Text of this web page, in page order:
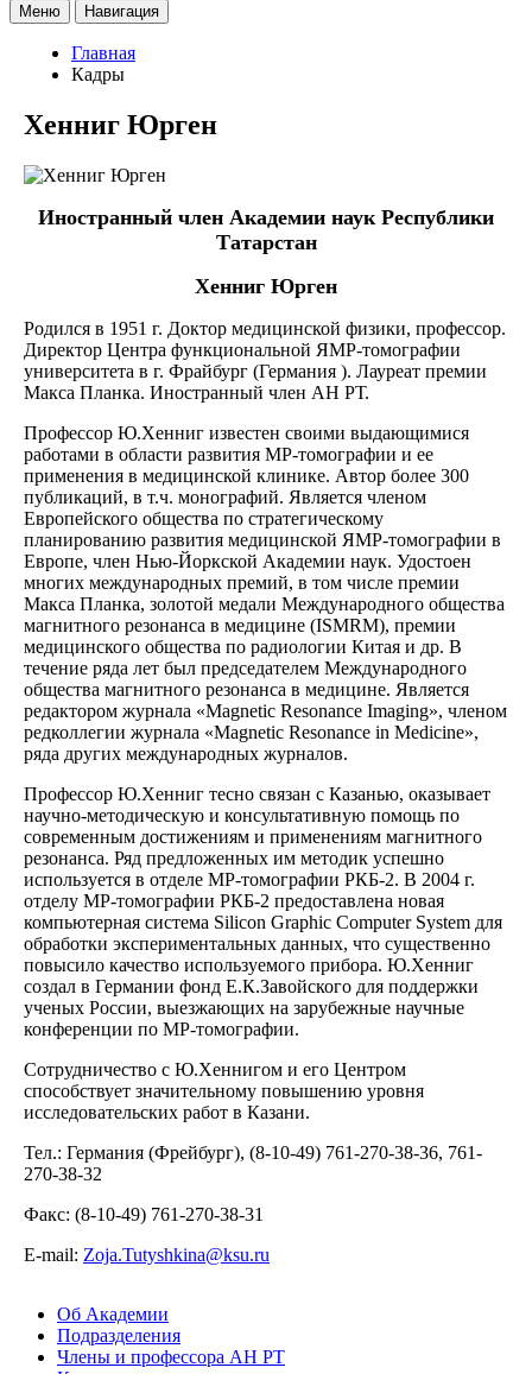
Меню Навигация
Главная
Кадры
Хенниг Юрген
Иностранный член Академии наук Республики
Татарстан
Хенниг Юрген
Родился в 1951 г. Доктор медицинской физики, профессор.
Директор Центра функциональной ЯМР-томографии
университета в г. Фрайбург (Германия ). Лауреат премии
Макса Планка. Иностранный член АН РТ.
Профессор Ю.Хенниг известен своими выдающимися
работами в области развития MP-томографии и ее
применения в медицинской клинике. Автор более 300
публикаций, в т.ч. монографий. Является членом
Европейского общества по стратегическому
планированию развития медицинской ЯМР-томографии в
Европе, член Нью-Йоркской Академии наук. Удостоен
многих международных премий, в том числе премии
Макса Планка, золотой медали Международного общества
магнитного резонанса в медицине (ISMRM), премии
медицинского общества по радиологии Китая и др. В
течение ряда лет был председателем Международного
общества магнитного резонанса в медицине. Является
редактором журнала «Magnetic Resonance Imaging», членом
редколлегии журнала «Magnetic Resonance in Medicine»,
ряда других международных журналов.
Профессор Ю.Хенниг тесно связан с Казанью, оказывает
научно-методическую и консультативную помощь по
современным достижениям и применениям магнитного
резонанса. Ряд предложенных им методик успешно
используется в отделе МР-томографии РКБ-2. В 2004 г.
отделу MP-томографии РКБ-2 предоставлена новая
компьютерная система Silicon Graphic Computer System для
обработки экспериментальных данных, что существенно
повысило качество используемого прибора. Ю.Хенниг
создал в Германии фонд Е.К.Завойского для поддержки
ученых России, выезжающих на зарубежные научные
конференции по МР-томографии.
Сотрудничество с Ю.Хеннигом и его Центром
способствует значительному повышению уровня
исследовательских работ в Казани.
Тел.: Германия (Фрейбург), (8-10-49) 761-270-38-36, 761-
270-38-32
Факс: (8-10-49) 761-270-38-31
Е-mail: Zoja.Tutyshkina@ksu.ru
Об Академии
Подразделения
Члены и профессора АН РТ